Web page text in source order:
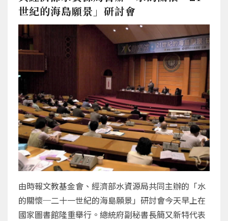
世紀的海島願景」研討會
由時報文教基金會、經濟部水資源局共同主辦的「水
的關懷─二十一世紀的海島願景」研討會今天早上在
國家圖書館隆重舉行。總統府副秘書長簡又新特代表